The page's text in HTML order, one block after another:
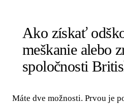
Ako získať
meškanie alebo
spoločnosti
Máte dve možnosti. Prvou je